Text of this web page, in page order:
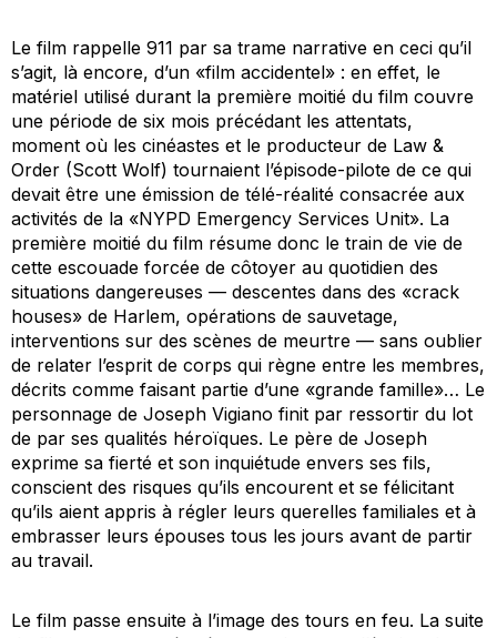
Le film rappelle 911 par sa trame narrative en ceci qu’il
s’agit, là encore, d’un «film accidentel» : en effet, le
matériel utilisé durant la première moitié du film couvre
une période de six mois précédant les attentats,
moment où les cinéastes et le producteur de Law &
Order (Scott Wolf) tournaient l’épisode-pilote de ce qui
devait être une émission de télé-réalité consacrée aux
activités de la «NYPD Emergency Services Unit». La
première moitié du film résume donc le train de vie de
cette escouade forcée de côtoyer au quotidien des
situations dangereuses — descentes dans des «crack
houses» de Harlem, opérations de sauvetage,
interventions sur des scènes de meurtre — sans oublier
de relater l’esprit de corps qui règne entre les membres,
décrits comme faisant partie d’une «grande famille»… Le
personnage de Joseph Vigiano finit par ressortir du lot
de par ses qualités héroïques. Le père de Joseph
exprime sa fierté et son inquiétude envers ses fils,
conscient des risques qu’ils encourent et se félicitant
qu’ils aient appris à régler leurs querelles familiales et à
embrasser leurs épouses tous les jours avant de partir
au travail.
Le film passe ensuite à l’image des tours en feu. La suite